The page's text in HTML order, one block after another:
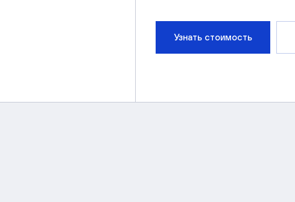
Узнать стоимость